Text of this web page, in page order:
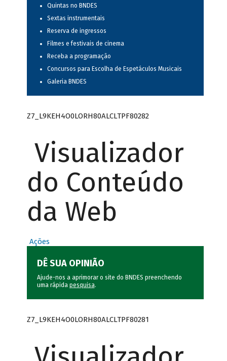
Quintas no BNDES
Sextas instrumentais
Reserva de ingressos
Filmes e festivais de cinema
Receba a programação
Concursos para Escolha de Espetáculos Musicais
Galeria BNDES
Z7_L9KEH4O0LORH80ALCLTPF80282
Visualizador
do Conteúdo
da Web
Ações
DÊ SUA OPINIÃO
Ajude-nos a aprimorar o site do BNDES preenchendo
uma rápida pesquisa.
Z7_L9KEH4O0LORH80ALCLTPF80281